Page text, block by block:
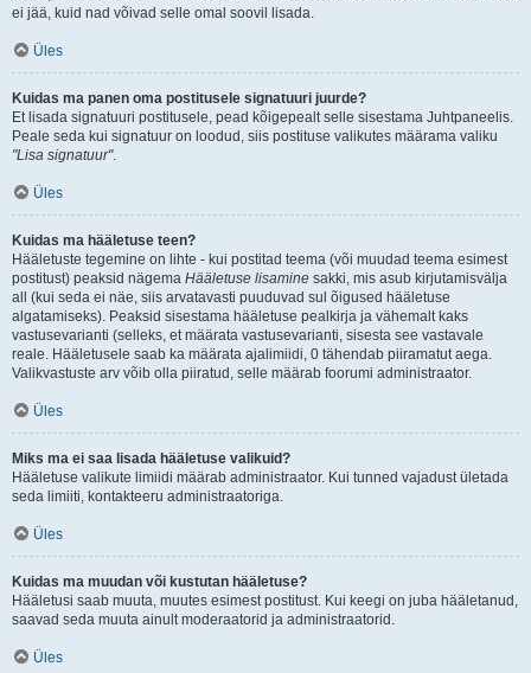
ei jää, kuid nad võivad selle omal soovil lisada.
Üles
Kuidas ma panen oma postitusele signatuuri juurde?
Et lisada signatuuri postitusele, pead kõigepealt selle sisestama Juhtpaneelis.
Peale seda kui signatuur on loodud, siis postituse valikutes määrama valiku
"Lisa signatuur".
Üles
Kuidas ma hääletuse teen?
Hääletuste tegemine on lihte - kui postitad teema (või muudad teema esimest
postitust) peaksid nägema Hääletuse lisamine sakki, mis asub kirjutamisvälja
all (kui seda ei näe, siis arvatavasti puuduvad sul õigused hääletuse
algatamiseks). Peaksid sisestama hääletuse pealkirja ja vähemalt kaks
vastusevarianti (selleks, et määrata vastusevarianti, sisesta see vastavale
reale. Hääletusele saab ka määrata ajalimiidi, 0 tähendab piiramatut aega.
Valikvastuste arv võib olla piiratud, selle määrab foorumi administraator.
Üles
Miks ma ei saa lisada hääletuse valikuid?
Hääletuse valikute limiidi määrab administraator. Kui tunned vajadust ületada
seda limiiti, kontakteeru administraatoriga.
Üles
Kuidas ma muudan või kustutan hääletuse?
Hääletusi saab muuta, muutes esimest postitust. Kui keegi on juba hääletanud,
saavad seda muuta ainult moderaatorid ja administraatorid.
Üles